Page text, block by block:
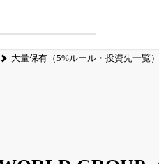
大量保有（5%ルール・投資先一覧）